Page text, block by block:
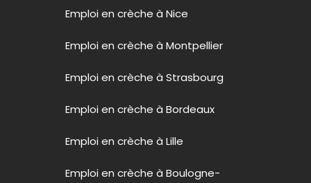
Emploi en crèche à Nice
Emploi en crèche à Montpellier
Emploi en crèche à Strasbourg
Emploi en crèche à Bordeaux
Emploi en crèche à Lille
Emploi en crèche à Boulogne-